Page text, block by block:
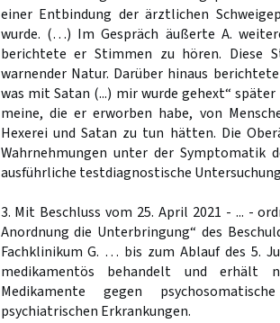
einer Entbindung der ärztlichen
wurde. (…) Im Gespräch äußerte A.
berichtete er Stimmen zu hören. Diese
warnender Natur. Darüber hinaus
was mit Satan (...) mir wurde gehext“
meine, die er erworben habe, von
Hexerei und Satan zu tun hätten. Die
Wahrnehmungen unter der Symptomatik
ausführliche testdiagnostische Untersuchung
3. Mit Beschluss vom 25. April 2021 - ... -
Anordnung die Unterbringung“ des
Fachklinikum G. … bis zum Ablauf des 5.
medikamentös behandelt und erhält
Medikamente gegen
psychiatrischen Erkrankungen.